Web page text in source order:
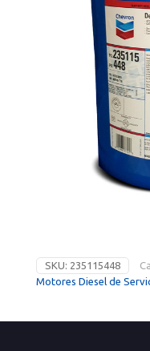
SKU: 235115448
Motores Diesel de